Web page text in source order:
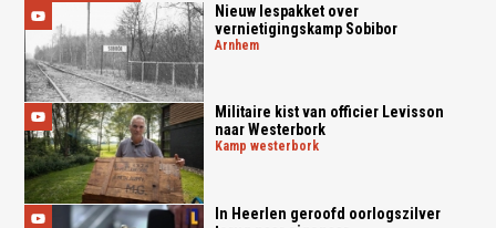
Nieuw lespakket over
vernietigingskamp Sobibor
arnhem
Militaire kist van officier Levisson
naar Westerbork
kamp westerbork
In Heerlen geroofd oorlogszilver